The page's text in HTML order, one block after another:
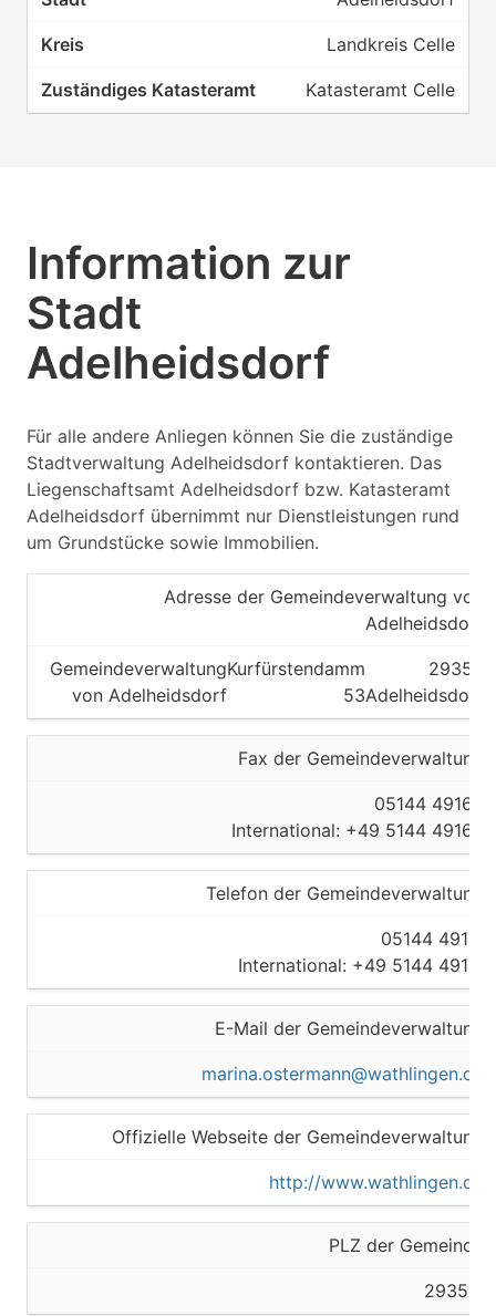
Landkreis Celle
Katasteramt Celle
Information zur
Stadt
Adelheidsdorf
Für alle andere Anliegen können Sie die zuständige
Stadtverwaltung Adelheidsdorf kontaktieren. Das
Liegenschaftsamt Adelheidsdorf bzw. Katasteramt
Adelheidsdorf übernimmt nur Dienstleistungen rund
um Grundstücke sowie Immobilien.
Adresse der Gemeindeverwaltung von
Adelheidsdorf
Gemeindeverwaltung
von Adelheidsdorf
Kurfürstendamm
53
29352
Adelheidsdorf
Fax der Gemeindeverwaltung
05144 49165
International: +49 5144 49165
Telefon der Gemeindeverwaltung
05144 49111
International: +49 5144 49111
E-Mail der Gemeindeverwaltung
marina.ostermann@wathlingen.de
Offizielle Webseite der Gemeindeverwaltung
http://www.wathlingen.de
PLZ der Gemeinde
29352,